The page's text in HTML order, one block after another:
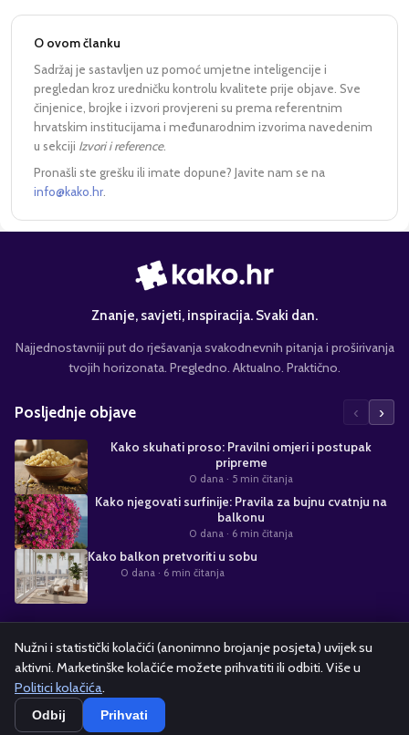
O ovom članku
Sadržaj je sastavljen uz pomoć umjetne inteligencije i
pregledan kroz uredničku kontrolu kvalitete prije objave. Sve
činjenice, brojke i izvori provjereni su prema referentnim
hrvatskim institucijama i međunarodnim izvorima navedenim
u sekciji Izvori i reference.
Pronašli ste grešku ili imate dopune? Javite nam se na
info@kako.hr.
Znanje, savjeti, inspiracija. Svaki dan.
Najjednostavniji put do rješavanja svakodnevnih pitanja i proširivanja
tvojih horizonata. Pregledno. Aktualno. Praktično.
Posljednje objave ‹ ›
Kako skuhati proso: Pravilni omjeri i postupak
pripreme
0 dana · 5 min čitanja
Kako njegovati surfinije: Pravila za bujnu cvatnju na
balkonu
0 dana · 6 min čitanja
Kako balkon pretvoriti u sobu
0 dana · 6 min čitanja
Suradnja s nama
Alati i kalkulatori OglašavanjePolitika kolačićaPravila privatnosti
Copyright © 2026
Nužni i statistički kolačići (anonimno brojanje posjeta) uvijek su
aktivni. Marketinške kolačiće možete prihvatiti ili odbiti. Više u
Politici kolačića.
Odbij Prihvati